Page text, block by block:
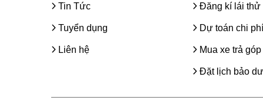
Tin Tức
Tuyển dụng
Liên hệ
Đăng kí lái thử
Dự toán chi phí
Mua xe trả góp
Đặt lịch bảo